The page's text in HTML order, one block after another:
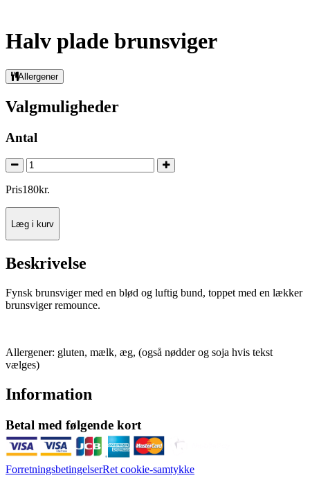
Halv plade brunsviger
Allergener
Valgmuligheder
Antal
Pris180kr.
Læg i kurv
Beskrivelse
Fynsk brunsviger med en blød og luftig bund, toppet med en lækker
brunsviger remounce.
Allergener: gluten, mælk, æg, (også nødder og soja hvis tekst
vælges)
Information
Betal med følgende kort
ForretningsbetingelserRet cookie-samtykke